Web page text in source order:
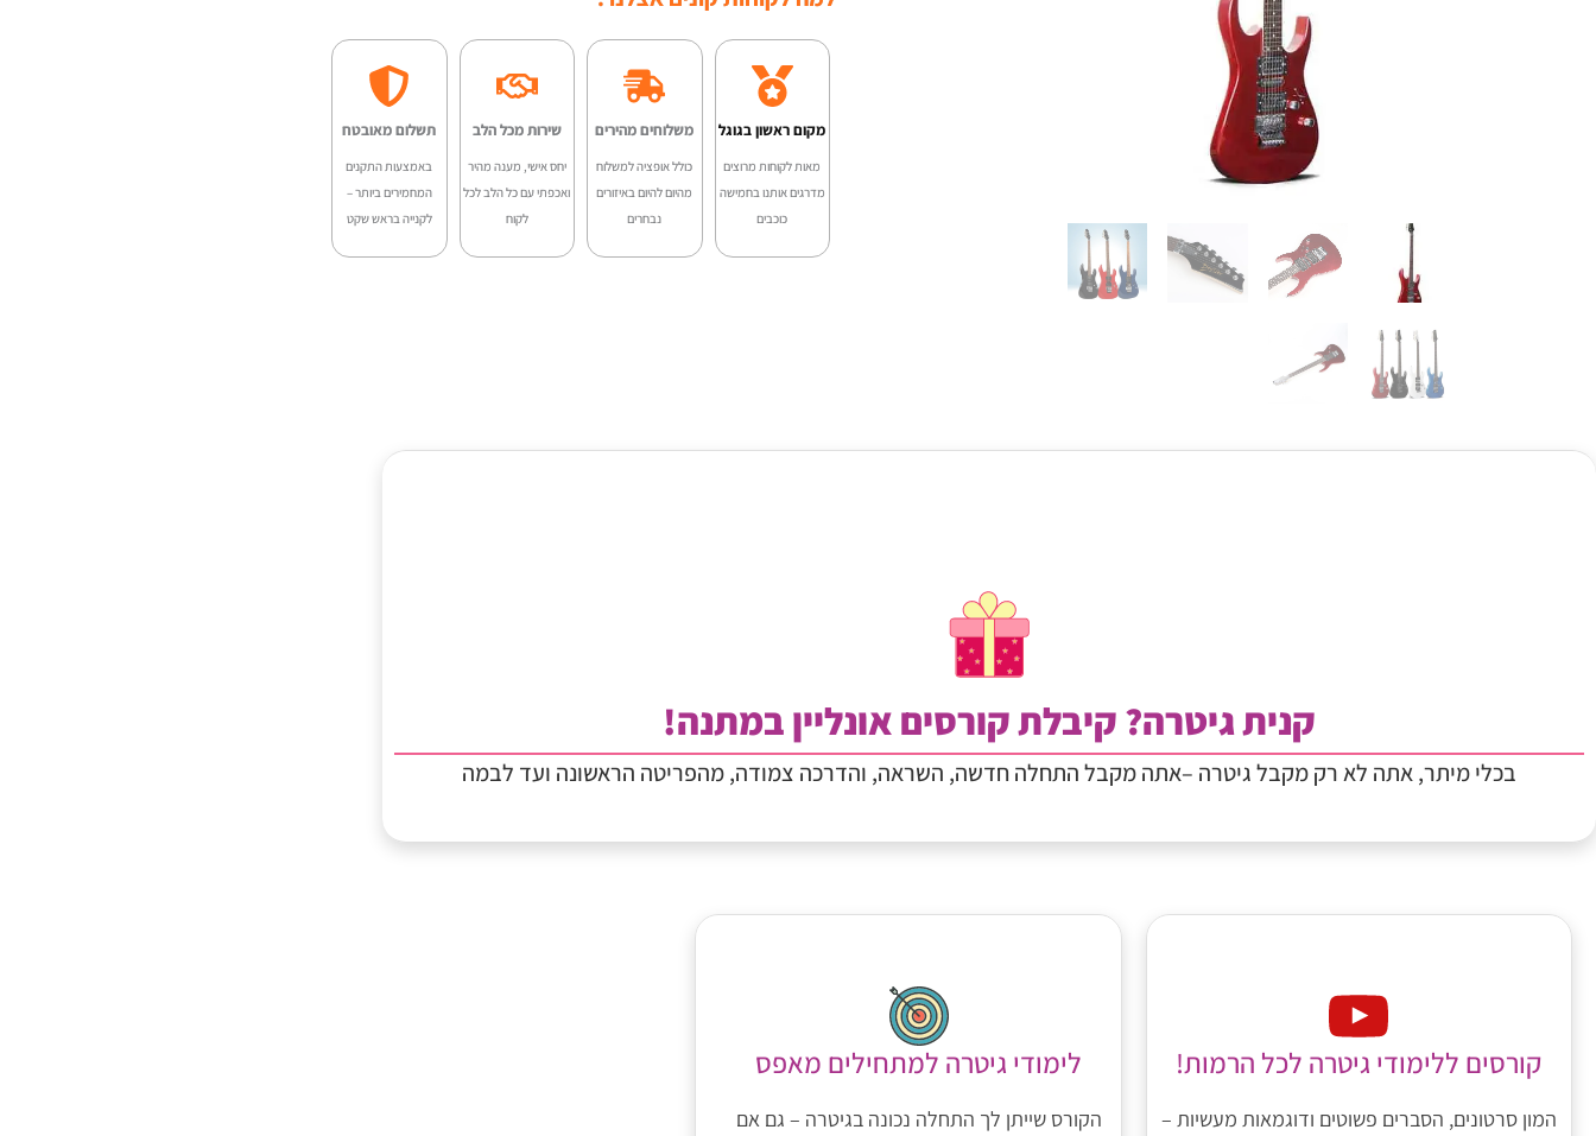
LG5R
מקום ראשון בגוגל
מאות לקוחות מרוצים
מדרגים אותנו בחמישה
כוכבים
משלוחים מהירים
כולל אופציה למשלוח
מהיום להיום באיזורים
נבחרים
שירות מכל הלב
יחס אישי, מענה מהיר
ואכפתי עם כל הלב לכל
לקוח
תשלום מאובטח
באמצעות התקנים
המחמירים ביותר –
לקנייה בראש שקט
קנית גיטרה? קיבלת קורסים אונליין במתנה!
בכלי מיתר, אתה לא רק מקבל גיטרה –אתה מקבל התחלה חדשה, השראה, והדרכה צמודה, מהפריטה הראשונה ועד לבמה
קורסים ללימודי גיטרה לכל הרמות!
המון סרטונים, הסברים פשוטים ודוגמאות מעשיות –
לימודי גיטרה למתחילים מאפס
הקורס שייתן לך התחלה נכונה בגיטרה – גם אם